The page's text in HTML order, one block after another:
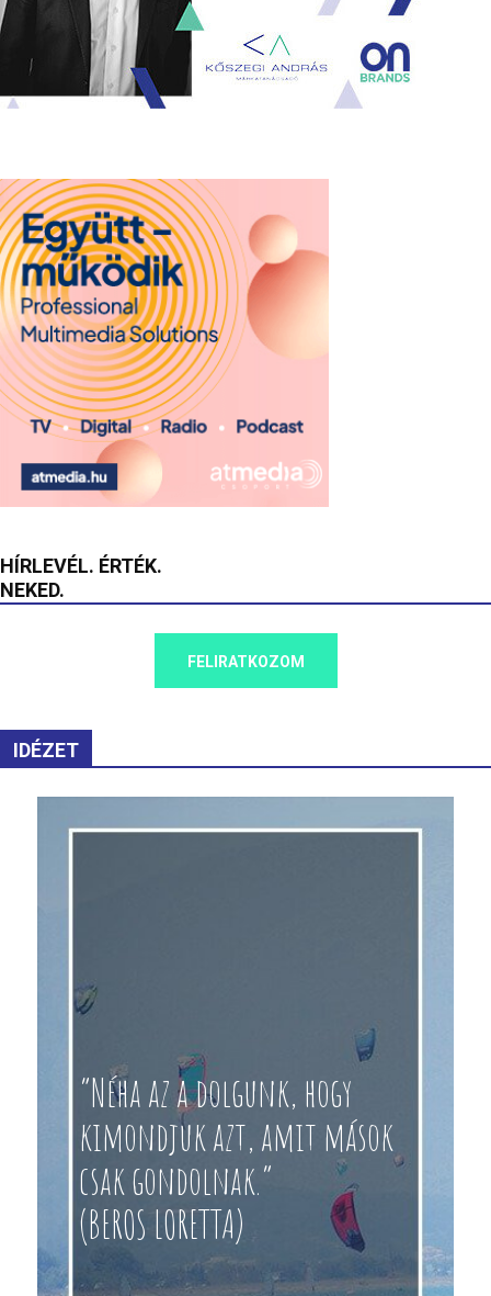
HÍRLEVÉL. ÉRTÉK.
NEKED.
FELIRATKOZOM
IDÉZET
“Néha az a dolgunk, hogy
kimondjuk azt, amit mások
csak gondolnak.”
(BEROS LORETTA)